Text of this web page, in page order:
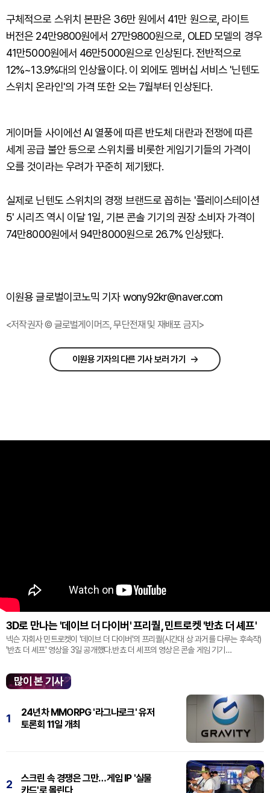
구체적으로 스위치 본판은 36만 원에서 41만 원으로, 라이트
버전은 24만9800원에서 27만9800원으로, OLED 모델의 경우
41만5000원에서 46만5000원으로 인상된다. 전반적으로
12%~13.9%대의 인상율이다. 이 외에도 멤버십 서비스 '닌텐도
스위치 온라인'의 가격 또한 오는 7월부터 인상된다.
게이머들 사이에선 AI 열풍에 따른 반도체 대란과 전쟁에 따른
세계 공급 불안 등으로 스위치를 비롯한 게임기기들의 가격이
오를 것이라는 우려가 꾸준히 제기됐다.
실제로 닌텐도 스위치의 경쟁 브랜드로 꼽히는 '플레이스테이션
5' 시리즈 역시 이달 1일, 기본 콘솔 기기의 권장 소비자 가격이
74만8000원에서 94만8000원으로 26.7% 인상됐다.
이원용 글로벌이코노믹 기자 wony92kr@naver.com
<저작권자 © 글로벌게이머즈, 무단전재 및 재배포 금지>
이원용 기자의 다른 기사 보러 가기
3D로 만나는 '데이브 더 다이버' 프리퀄, 민트로켓 '반쵸 더 셰프'
넥슨 자회사 민트로켓이 '데이브 더 다이버'의 프리퀄(시간대 상 과거를 다루는 후속작)
'반쵸 더 셰프' 영상을 3일 공개했다.반쵸 더 셰프의 영상은 콘솔 게임 기기
많이 본 기사
1
24년차 MMORPG '라그나로크' 유저
토론회 11일 개최
2
스크린 속 경쟁은 그만…게임 IP '실물
카드'로 몰린다